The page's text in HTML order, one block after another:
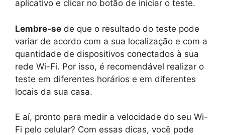
aplicativo e clicar no botão de iniciar o teste.
Lembre-se de que o resultado do teste pode
variar de acordo com a sua localização e com a
quantidade de dispositivos conectados à sua
rede Wi-Fi. Por isso, é recomendável realizar o
teste em diferentes horários e em diferentes
locais da sua casa.
E aí, pronto para medir a velocidade do seu Wi-
Fi pelo celular? Com essas dicas, você pode